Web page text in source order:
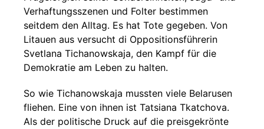
Verhaftungsszenen und Folter bestimmen
seitdem den Alltag. Es hat Tote gegeben. Von
Litauen aus versucht di Oppositionsführerin
Svetlana Tichanowskaja, den Kampf für die
Demokratie am Leben zu halten.
So wie Tichanowskaja mussten viele Belarusen
fliehen. Eine von ihnen ist Tatsiana Tkatchova.
Als der politische Druck auf die preisgekrönte